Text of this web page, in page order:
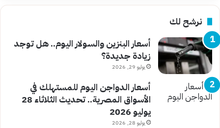
نرشح لك
أسعار البنزين والسولار اليوم.. هل توجد
زيادة جديدة؟
يوليو 29, 2026
أسعار الدواجن اليوم للمستهلك في
الأسواق المصرية.. تحديث الثلاثاء 28
يوليو 2026
يوليو 28, 2026